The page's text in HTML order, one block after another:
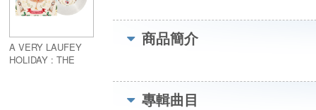
A VERY LAUFEY
HOLIDAY : THE
商品簡介
專輯曲目